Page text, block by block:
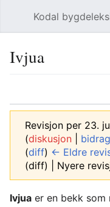
Kodal
Ivjua
Revisjon per 23.
(diskusjon bidrag
(diff) ← Eldre
(diff) | Nyere
Ivjua er en bekk som